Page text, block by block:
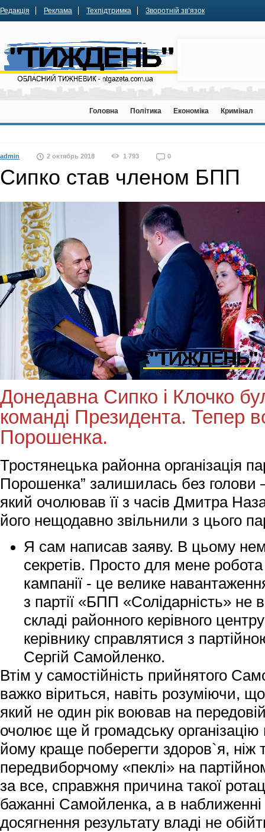
Редакція Реклама Техпідтримка Зворотній зв’язок
Головна Політика Економіка Кримінал
admin 2 октябрь 2018 1 793 0
Сипко став членом БПП
Донедавна Сипко і Клочко
команді Президента. Тепер
Порошенка.
Тростянецька районна організація
Порошенка” залишилась без голови
який очолював її з часів Дмитра
його нещодавно звільнили з цього
Я сам написав заяву. В цьому
секретів. Просто для мене
кампанії - це велике
з партії «БПП «Солідарність»
складі районного керівного
керівнику справлятися з
Сергій Самойленко.
Втім у самостійність прийнятого
важко віриться, навіть розуміючи,
який не один рік воював на
очолює ще й громадську
йому краще поберегти здоров`я, ніж
передвиборчому «пеклі» на
за все, справжня причина такої
бажанні Самойленка, а в
досягнення результату владі не